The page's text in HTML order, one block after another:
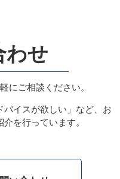
わせ
にご相談ください。
バイスが欲しい」など、お
を行っています。